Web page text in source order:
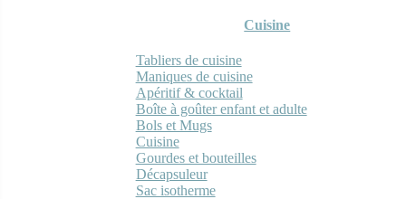
Cuisine
Tabliers de cuisine
Maniques de cuisine
Apéritif & cocktail
Boîte à goûter enfant et adulte
Bols et Mugs
Cuisine
Gourdes et bouteilles
Décapsuleur
Sac isotherme